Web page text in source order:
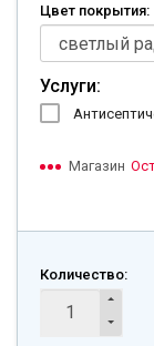
Цвет покрытия:
Услуги:
Магазин
Количество: